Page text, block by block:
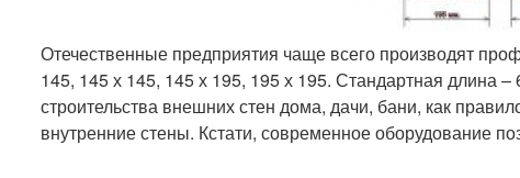
Отечественные предприятия чаще всего производят
145, 145 х 145, 145 х 195, 195 х 195. Стандартная
строительства внешних стен дома, дачи, бани, как
внутренние стены. Кстати, современное оборудование